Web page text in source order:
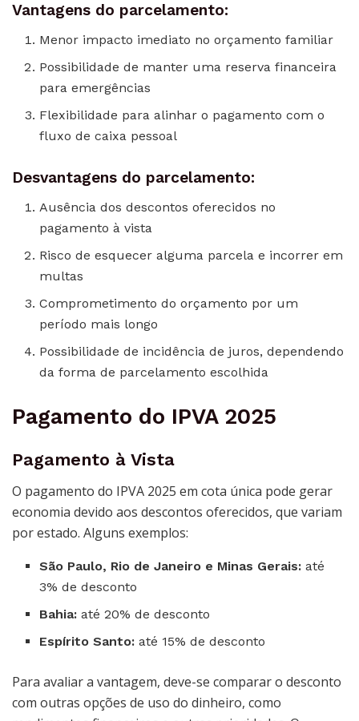
Vantagens do parcelamento:
Menor impacto imediato no orçamento familiar
Possibilidade de manter uma reserva financeira
para emergências
Flexibilidade para alinhar o pagamento com o
fluxo de caixa pessoal
Desvantagens do parcelamento:
Ausência dos descontos oferecidos no
pagamento à vista
Risco de esquecer alguma parcela e incorrer em
multas
Comprometimento do orçamento por um
período mais longo
Possibilidade de incidência de juros, dependendo
da forma de parcelamento escolhida
Pagamento do IPVA 2025
Pagamento à Vista
O pagamento do IPVA 2025 em cota única pode gerar
economia devido aos descontos oferecidos, que variam
por estado. Alguns exemplos:
São Paulo, Rio de Janeiro e Minas Gerais: até
3% de desconto
Bahia: até 20% de desconto
Espírito Santo: até 15% de desconto
Para avaliar a vantagem, deve-se comparar o desconto
com outras opções de uso do dinheiro, como